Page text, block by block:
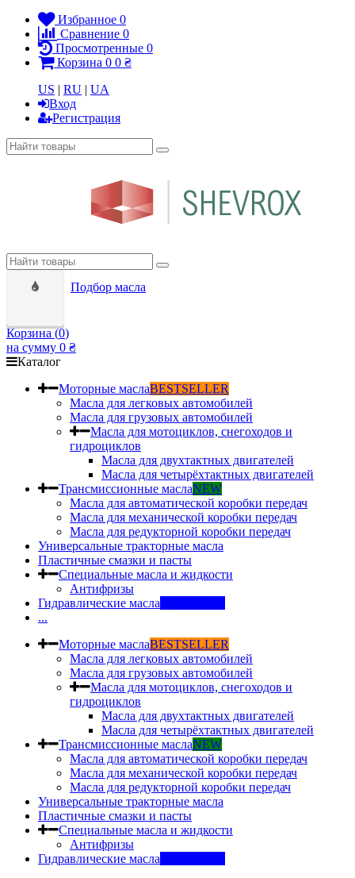
Избранное 0
Сравнение 0
Просмотренные 0
Корзина 0 0 ₴
US | RU | UA
Вход
Регистрация
Подбор масла
Корзина (0)
на сумму 0 ₴
Каталог
Моторные маслаBESTSELLER
Масла для легковых автомобилей
Масла для грузовых автомобилей
Масла для мотоциклов, снегоходов и
гидроциклов
Масла для двухтактных двигателей
Масла для четырёхтактных двигателей
Трансмиссионные маслаNEW
Масла для автоматической коробки передач
Масла для механической коробки передач
Масла для редукторной коробки передач
Универсальные тракторные масла
Пластичные смазки и пасты
Специальные масла и жидкости
Антифризы
Гидравлические масла
...
Моторные маслаBESTSELLER
Масла для легковых автомобилей
Масла для грузовых автомобилей
Масла для мотоциклов, снегоходов и
гидроциклов
Масла для двухтактных двигателей
Масла для четырёхтактных двигателей
Трансмиссионные маслаNEW
Масла для автоматической коробки передач
Масла для механической коробки передач
Масла для редукторной коробки передач
Универсальные тракторные масла
Пластичные смазки и пасты
Специальные масла и жидкости
Антифризы
Гидравлические масла